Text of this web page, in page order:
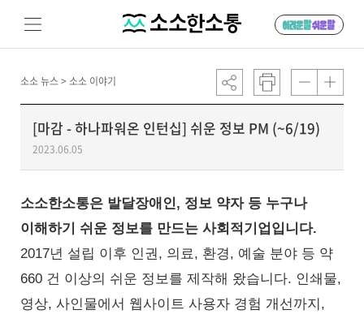
소소 뉴스 > 소소 이야기
[마감 - 하나파워온 인턴십] 쉬운 정보 PM (~6/19)
2023.06.05
소소한소통은 발달장애인, 정보 약자 등 누구나
이해하기 쉬운 정보를 만드는 사회적기업입니다.
2017년 설립 이후 인권, 의료, 환경, 예술 분야 등 약
660 건 이상의 쉬운 정보를 제작해 왔습니다. 인쇄물,
영상, 사인물에서 웹사이트 사용자 경험 개선까지,